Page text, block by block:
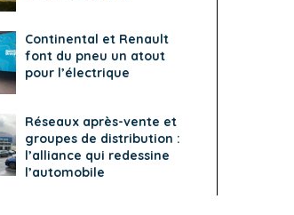
Continental et Renault
font du pneu un atout
pour l’électrique
Réseaux après-vente et
groupes de distribution :
l’alliance qui redessine
l’automobile